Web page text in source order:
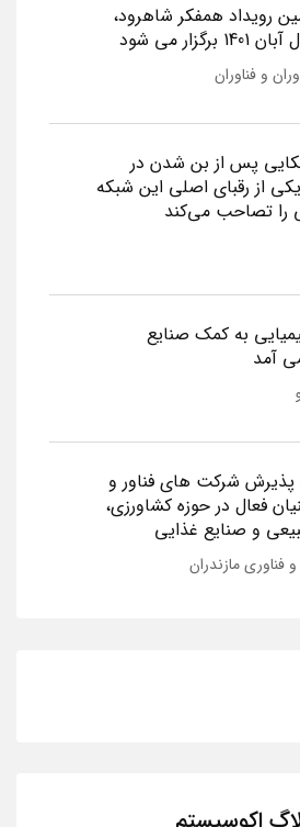
رویداد همفکر شاهرود،
می شود
و فناوران
پس از بن شدن در
یکی از رقبای اصلی این شبکه
را تصاحب می‌کند
به کمک صنایع
آمد
پذیرش شرکت های فناور و
فعال در حوزه کشاورزی،
و صنایع غذایی
فناوری مازندران